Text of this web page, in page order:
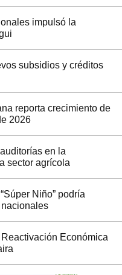
impulsó la
subsidios y créditos
reporta crecimiento de
2026
en la
sector agrícola
Niño” podría
Económica